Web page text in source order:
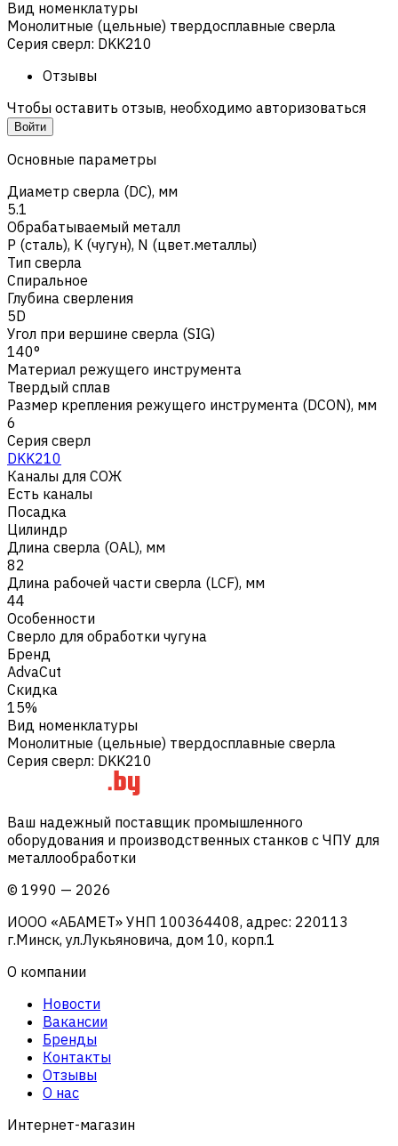
Вид номенклатуры
Монолитные (цельные) твердосплавные сверла
Серия сверл: DKK210
Отзывы
Чтобы оставить отзыв, необходимо авторизоваться
Войти
Основные параметры
Диаметр сверла (DC), мм
5.1
Обрабатываемый металл
Р (сталь), K (чугун), N (цвет.металлы)
Тип сверла
Спиральное
Глубина сверления
5D
Угол при вершине сверла (SIG)
140°
Материал режущего инструмента
Твердый сплав
Размер крепления режущего инструмента (DCON), мм
6
Серия сверл
DKK210
Каналы для СОЖ
Есть каналы
Посадка
Цилиндр
Длина сверла (OAL), мм
82
Длина рабочей части сверла (LCF), мм
44
Особенности
Сверло для обработки чугуна
Бренд
AdvaCut
Скидка
15%
Вид номенклатуры
Монолитные (цельные) твердосплавные сверла
Серия сверл: DKK210
Ваш надежный поставщик промышленного
оборудования и производственных станков с ЧПУ для
металлообработки
© 1990 — 2026
ИООО «АБАМЕТ» УНП 100364408, адрес: 220113
г.Минск, ул.Лукьяновича, дом 10, корп.1
О компании
Новости
Вакансии
Бренды
Контакты
Отзывы
О нас
Интернет-магазин